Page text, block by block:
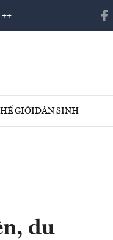
GIỚIDÂN SINH
du